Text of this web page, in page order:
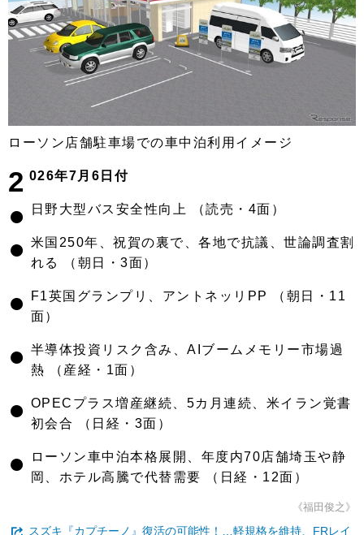
ローソン店舗駐車場での車中泊利用イメージ
2 026年7月6日付
● 日野大型バス安全性向上 （読売・4面）
● 米国250年、祝賀の裏で、各地で抗議、世論調査割
れる （朝日・3面）
●
F1英国グランプリ、アントネッリPP （朝日・11
面）
● 半導体投資リスク含み、AIブームメモリー市場過
熱 （産経・1面）
● OPECプラス増産継続、5カ月連続、米イラン覚書
初会合 （日経・3面）
●
ローソン車中泊本格展開、年度内70店舗埼玉や静
岡、ホテル高騰で代替需要 （日経・12面）
《福田俊之》
スズキ『カプチーノ』復活の可能性！…軽規格を維持、FRレイ